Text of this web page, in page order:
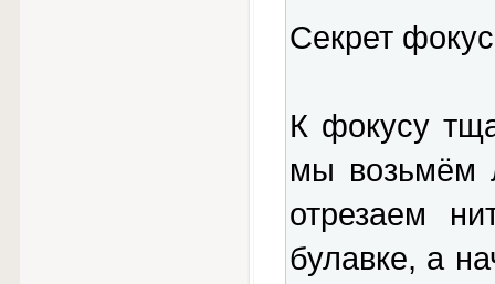
Секрет
К фокусу
мы возьмём
отрезаем
булавке, а